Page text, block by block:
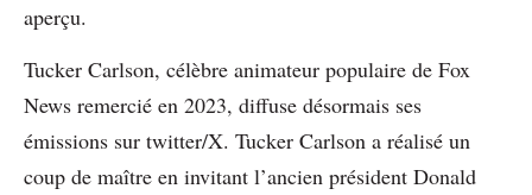
aperçu.
Tucker Carlson, célèbre animateur populaire de Fox
News remercié en 2023, diffuse désormais ses
émissions sur twitter/X. Tucker Carlson a réalisé un
coup de maître en invitant l’ancien président Donald